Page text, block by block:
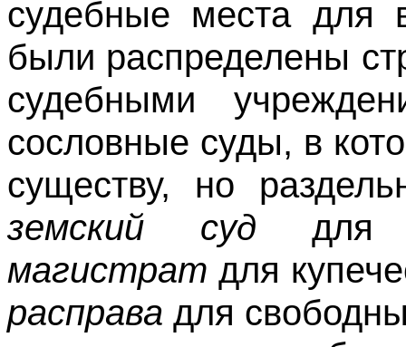
судебные места для
были распределены
судебными
сословные суды, в
существу, но
земский суд для
магистрат для
расправа для